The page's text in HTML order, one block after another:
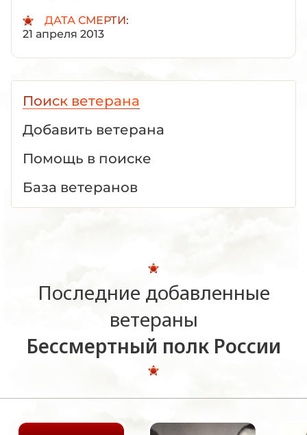
ДАТА СМЕРТИ:
21 апреля 2013
Поиск ветерана
Добавить ветерана
Помощь в поиске
База ветеранов
Последние добавленные
ветераны
Бессмертный полк России